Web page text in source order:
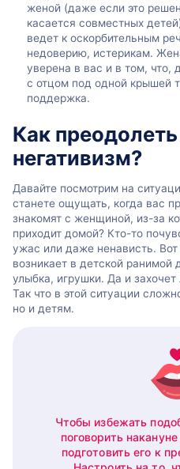
женой (даже если это
касается совместных
ведет к оскорбительным
недоверию, истерикам.
уверена в вас и в том, что,
с отцом под одной крышей
поддержка.
Как
негативизм?
Давайте посмотрим на
станете ощущать, когда вас
знакомят с женщиной, из-за
приходит домой? Кто-то
ужас или даже ненависть.
возникает в детской
улыбка, игрушки. Да и
Так что в этой ситуации
но и детям.
Чтобы избежать
поговорить
подготовить его к